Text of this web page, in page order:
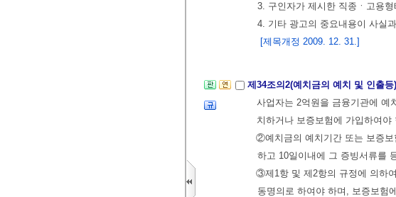
3. 구인자가 제시한 직종ㆍ고용
4. 기타 광고의 중요내용이 사실
[제목개정 2009. 12. 31.]
제34조의2(예치금의 예치 및 인출등)
사업자는 2억원을 금융기관에 예
치하거나 보증보험에 가입하여야
②예치금의 예치기간 또는 보증보
하고 10일이내에 그 증빙서류를
③제1항 및 제2항의 규정에 의하
동명의로 하여야 하며, 보증보험